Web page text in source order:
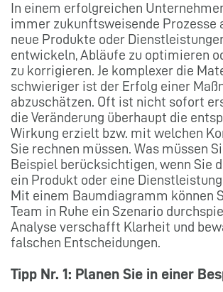
In einem erfolgreichen
immer zukunftsweisende Prozesse
neue Produkte oder
entwickeln, Abläufe zu optimieren
zu korrigieren. Je komplexer die
schwieriger ist der Erfolg einer
abzuschätzen. Oft ist nicht sofort
die Veränderung überhaupt die
Wirkung erzielt bzw. mit welchen
Sie rechnen müssen. Was müssen
Beispiel berücksichtigen, wenn Sie
ein Produkt oder eine
Mit einem Baumdiagramm können
Team in Ruhe ein Szenario
Analyse verschafft Klarheit und
falschen Entscheidungen.
Tipp Nr. 1: Planen Sie in einer